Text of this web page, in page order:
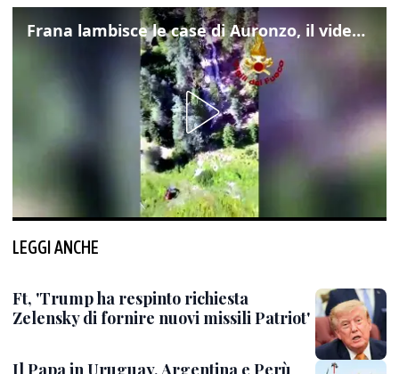
Frana lambisce le case di Auronzo, il video dall'elicottero dei vigili del fuoco
LEGGI ANCHE
Ft, 'Trump ha respinto richiesta
Zelensky di fornire nuovi missili Patriot'
Il Papa in Uruguay, Argentina e Perù